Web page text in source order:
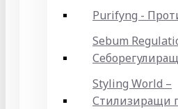
Purifyng -
Sebum
Styling World –
Стилизиращи